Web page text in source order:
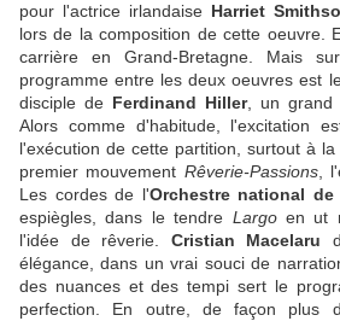
pour l'actrice irlandaise Harriet
lors de la composition de cette oeuvre.
carrière en Grand-Bretagne. Mais
programme entre les deux oeuvres est
disciple de Ferdinand Hiller, un grand
Alors comme d'habitude, l'excitation
l'exécution de cette partition, surtout à
premier mouvement Rêverie-Passions,
Les cordes de l'Orchestre national de
espiègles, dans le tendre Largoen ut
l'idée de rêverie.
Cristian Macelaru
élégance, dans un vrai souci de
des nuances et des tempi sert le
perfection. En outre, de façon plus